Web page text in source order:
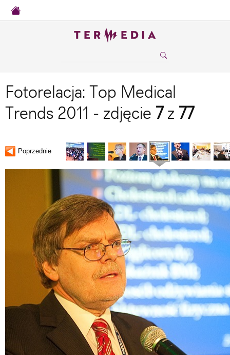
Fotorelacja: Top Medical
Trends 2011 - zdjęcie 7z 77
Poprzednie